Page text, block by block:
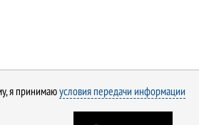
я принимаюусловия передачи информации